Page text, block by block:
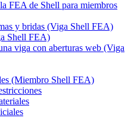
FEA de Shell para miembros
y bridas (Viga Shell FEA)
Shell FEA)
viga con aberturas web (Viga
(Miembro Shell FEA)